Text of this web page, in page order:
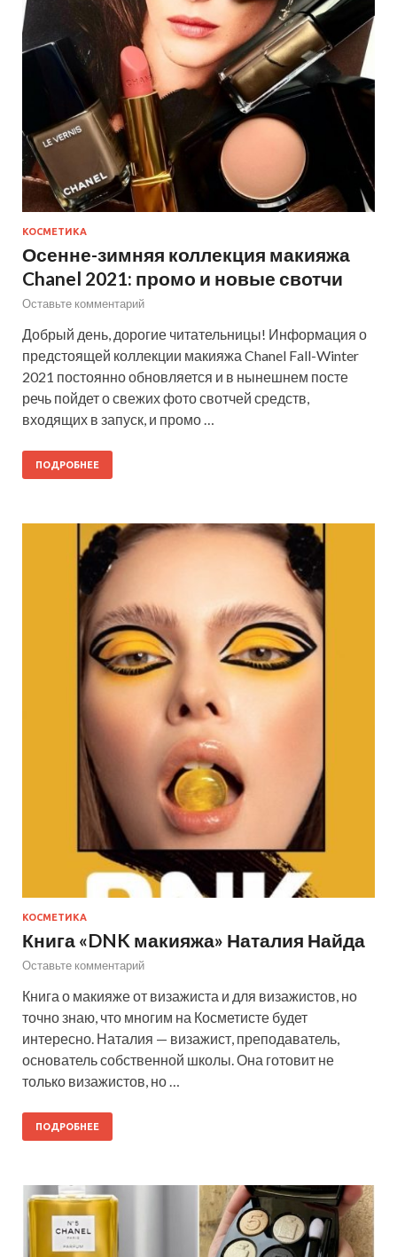
КОСМЕТИКА
Осенне-зимняя коллекция макияжа
Chanel 2021: промо и новые свотчи
Оставьте комментарий
Добрый день, дорогие читательницы! Информация о
предстоящей коллекции макияжа Chanel Fall-Winter
2021 постоянно обновляется и в нынешнем посте
речь пойдет о свежих фото свотчей средств,
входящих в запуск, и промо …
ПОДРОБНЕЕ
КОСМЕТИКА
Книга «DNK макияжа» Наталия Найда
Оставьте комментарий
Книга о макияже от визажиста и для визажистов, но
точно знаю, что многим на Косметисте будет
интересно. Наталия — визажист, преподаватель,
основатель собственной школы. Она готовит не
только визажистов, но …
ПОДРОБНЕЕ